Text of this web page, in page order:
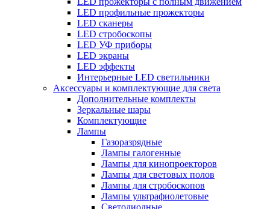
LED профильные прожекторы
LED сканеры
LED стробоскопы
LED УФ приборы
LED экраны
LED эффекты
Интерьерные LED светильники
Аксессуары и комплектующие для света
Дополнительные комплекты
Зеркальные шары
Комплектующие
Лампы
Газоразрядные
Лампы галогенные
Лампы для кинопроекторов
Лампы для световых полов
Лампы для стробоскопов
Лампы ультрафиолетовые
Светодиодные